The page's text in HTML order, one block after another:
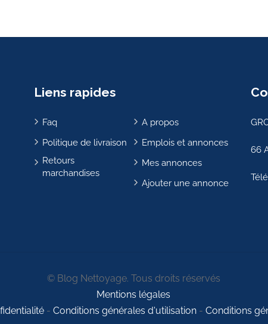
Liens rapides
Faq
Politique de livraison
Retours
marchandises
A propos
Emplois et annonces
Mes annonces
Ajouter une annonce
66
© Blog Nettoyage. Tous droits réservés
Mentions légales
- Conditions générales d'utilisation- Conditions